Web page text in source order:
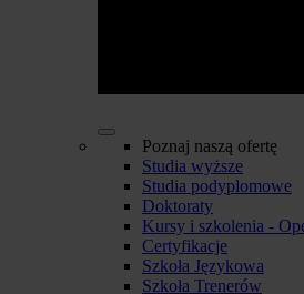
Poznaj naszą ofertę
Studia wyższe
Studia podyplomowe
Doktoraty
Kursy i szkolenia -
Certyfikacje
Szkoła Językowa
Szkoła Trenerów